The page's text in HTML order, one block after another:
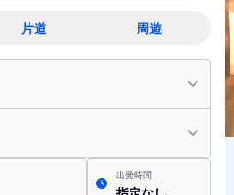
片道 周遊
出発時間